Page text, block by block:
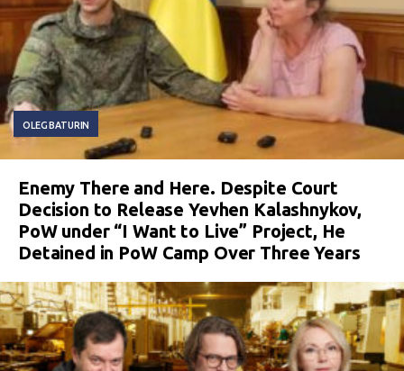
OLEG BATURIN
Enemy There and Here. Despite Court
Decision to Release Yevhen Kalashnykov,
PoW under “I Want to Live” Project, He
Detained in PoW Camp Over Three Years